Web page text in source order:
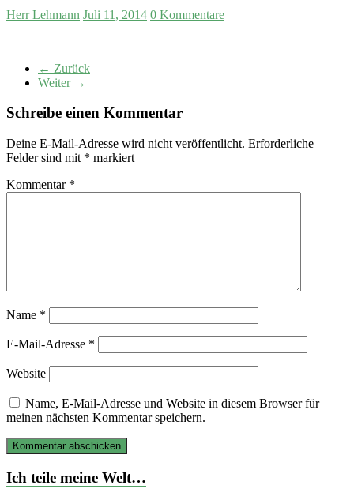
Herr Lehmann Juli 11, 2014 0 Kommentare
← Zurück
Weiter →
Schreibe einen Kommentar
Deine E-Mail-Adresse wird nicht veröffentlicht. Erforderliche
Felder sind mit * markiert
Kommentar *
Name *
E-Mail-Adresse *
Website
Name, E-Mail-Adresse und Website in diesem Browser für
meinen nächsten Kommentar speichern.
Ich teile meine Welt…